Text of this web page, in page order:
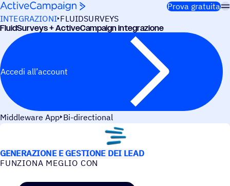
Salta al contenuto
Prova gratuita
INTEGRAZIONI FLUIDSURVEYS
Fluid­Sur­veys + ActiveCampaign integrazione
Accedi all’account
Middleware App Bi-directional
GENERAZIONE E GESTIONE DEI LEAD
FUNZIONA MEGLIO CON